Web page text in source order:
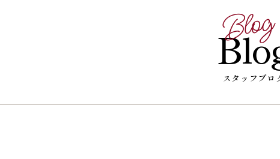
Blog
スタッフブロ